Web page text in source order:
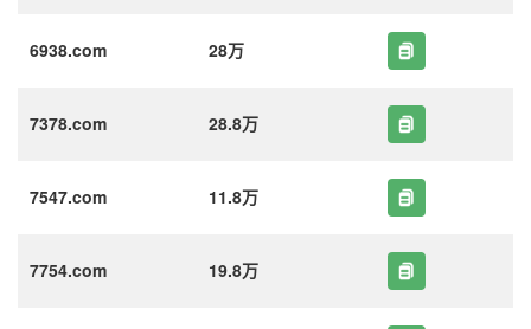
6938.com 28万
7378.com 28.8万
7547.com 11.8万
7754.com 19.8万